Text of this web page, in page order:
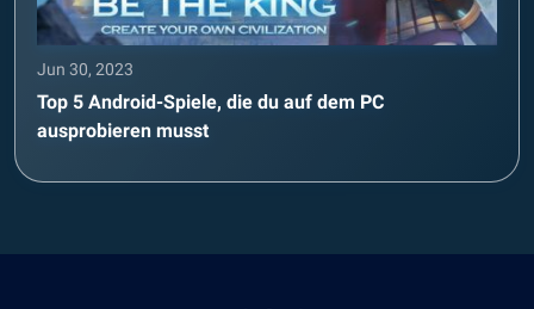
Jun 30, 2023
Top 5 Android-Spiele, die du auf dem PC
ausprobieren musst